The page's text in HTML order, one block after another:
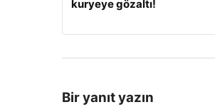
kuryeye gözaltı!
Bir yanıt yazın